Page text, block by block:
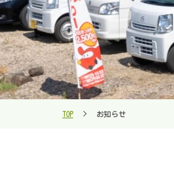
TOP > お知らせ